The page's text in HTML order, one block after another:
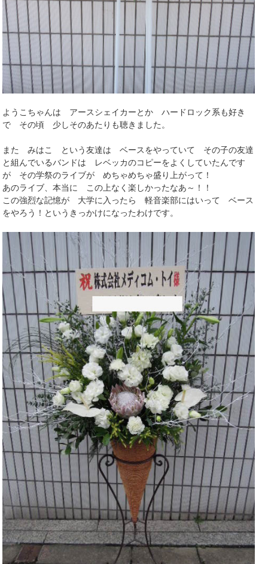
ようこちゃんは アースシェイカーとか ハードロック系も好き
で その頃 少しそのあたりも聴きました。
また みはこ という友達は ベースをやっていて その子の友達
と組んでいるバンドは レベッカのコピーをよくしていたんです
が その学祭のライブが めちゃめちゃ盛り上がって！
あのライブ、本当に この上なく楽しかったなあ～！！
この強烈な記憶が 大学に入ったら 軽音楽部にはいって ベース
をやろう！というきっかけになったわけです。